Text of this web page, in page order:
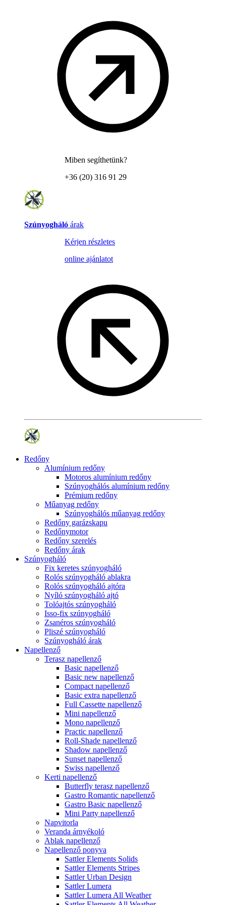
Miben segíthetünk?
+36 (20) 316 91 29
Szúnyogháló árak
Kérjen részletes
online ajánlatot
Redőny
Alumínium redőny
Motoros alumínium redőny
Szúnyoghálós alumínium redőny
Prémium redőny
Műanyag redőny
Szúnyoghálós műanyag redőny
Redőny garázskapu
Redőnymotor
Redőny szerelés
Redőny árak
Szúnyogháló
Fix keretes szúnyogháló
Rolós szúnyogháló ablakra
Rolós szúnyogháló ajtóra
Nyíló szúnyogháló ajtó
Tolóajtós szúnyogháló
Isso-fix szúnyogháló
Zsanéros szúnyogháló
Pliszé szúnyogháló
Szúnyogháló árak
Napellenző
Terasz napellenző
Basic napellenző
Basic new napellenző
Compact napellenző
Basic extra napellenző
Full Cassette napellenző
Mini napellenző
Mono napellenző
Practic napellenző
Roll-Shade napellenző
Shadow napellenző
Sunset napellenző
Swiss napellenző
Kerti napellenző
Butterfly terasz napellenző
Gastro Romantic napellenző
Gastro Basic napellenző
Mini Party napellenző
Napvitorla
Veranda árnyékoló
Ablak napellenző
Napellenző ponyva
Sattler Elements Solids
Sattler Elements Stripes
Sattler Urban Design
Sattler Lumera
Sattler Lumera All Weather